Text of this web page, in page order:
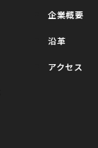
企業概要
沿革
アクセス